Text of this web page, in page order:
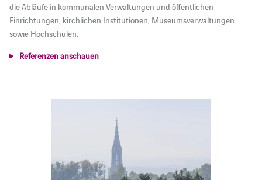
die Abläufe in kommunalen Verwaltungen und öffentlichen
Einrichtungen, kirchlichen Institutionen, Museumsverwaltungen
sowie Hochschulen.
Referenzen anschauen